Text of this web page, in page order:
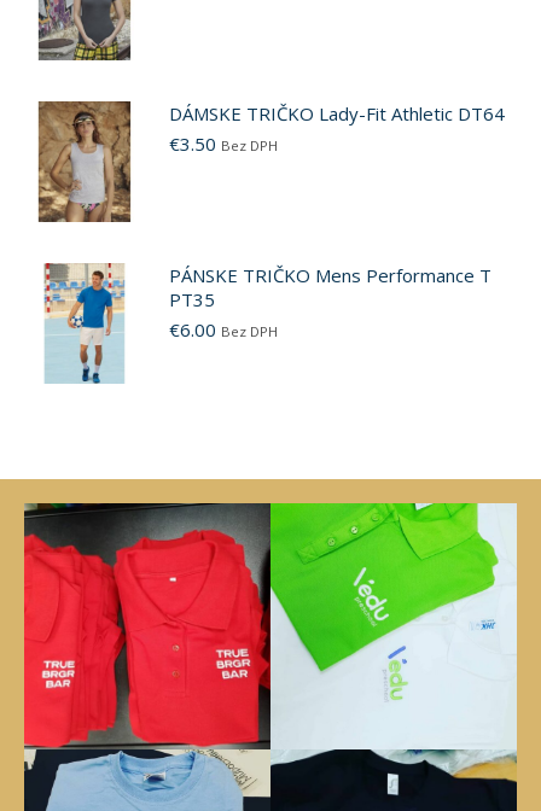
DÁMSKE TRIČKO Lady-Fit Athletic DT64
€3.50 Bez DPH
PÁNSKE TRIČKO Mens Performance T
PT35
€6.00 Bez DPH